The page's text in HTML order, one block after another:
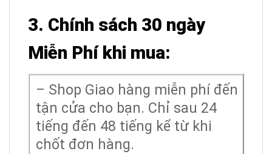
3. Chính sách 30 ngày
Miễn Phí khi mua:
– Shop Giao hàng miễn phí đến
tận cửa cho bạn. Chỉ sau 24
tiếng đến 48 tiếng kể từ khi
chốt đơn hàng.